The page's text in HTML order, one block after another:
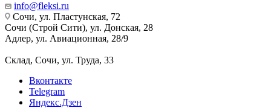
info@fleksi.ru
Сочи, ул. Пластунская, 72
Сочи (Строй Сити), ул. Донская, 28
Адлер, ул. Авиационная, 28/9
Склад, Сочи, ул. Труда, 33
Вконтакте
Telegram
Яндекс.Дзен